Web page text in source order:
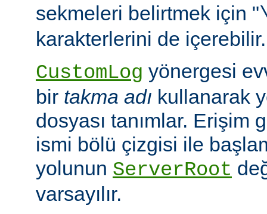
sekmeleri belirtmek için "
karakterlerini de içerebilir.
CustomLog yönergesi
bir takma adı kullanarak
dosyası tanımlar. Erişim
ismi bölü çizgisi ile
yolunun ServerRoot
varsayılır.